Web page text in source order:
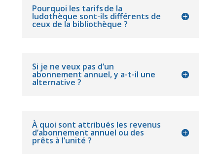
Pourquoi les tarifs de la
ludothèque sont-ils différents de
ceux de la bibliothèque ?
Si je ne veux pas d’un
abonnement annuel, y a-t-il une
alternative ?
À quoi sont attribués les revenus
d’abonnement annuel ou des
prêts à l’unité ?